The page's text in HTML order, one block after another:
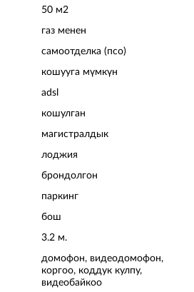
50 м2
газ менен
самоотделка (псо)
кошууга мүмкүн
adsl
кошулган
магистралдык
лоджия
брондолгон
паркинг
бош
3.2 м.
домофон, видеодомофон,
коргоо, коддук кулпу,
видеобайкоо